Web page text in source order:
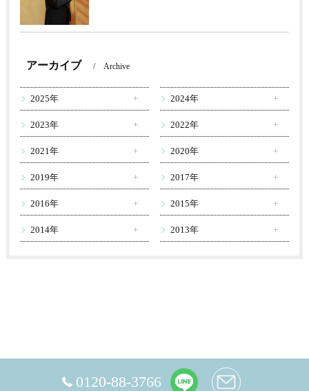
アーカイブ Archive
2025年 2024年
2023年 2022年
2021年 2020年
2019年 2017年
2016年 2015年
2014年 2013年
0120-88-3766